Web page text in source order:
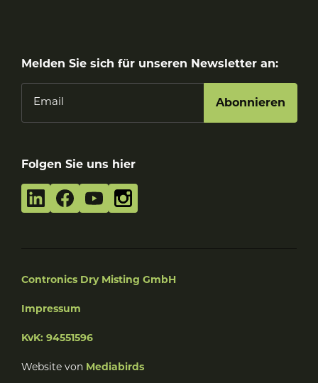
Melden Sie sich für unseren Newsletter an:
Folgen Sie uns hier
Contronics Dry Misting GmbH
Impressum
KvK: 94551596
Website von Mediabirds